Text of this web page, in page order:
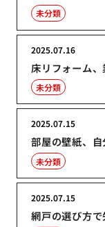
未分類
床リフォーム
2025.07.16
未分類
部屋の壁紙、
2025.07.15
未分類
網戸の選び方
2025.07.15